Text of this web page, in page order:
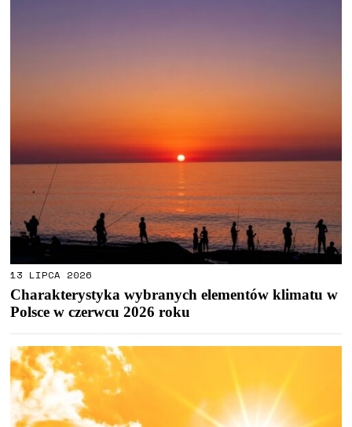
13 LIPCA 2026
Charakterystyka wybranych elementów klimatu w
Polsce w czerwcu 2026 roku